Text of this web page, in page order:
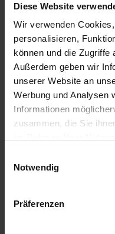
Diese Website
Wir verwenden
personalisieren,
können und die Zugriffe
Außerdem geben wir
unserer Website an
Werbung und Analysen
Informationen
zusammen, die Sie
Notwendig
Präferenzen
Bewerbungsschreiben
Empfehlungschreiben /
Datei 5